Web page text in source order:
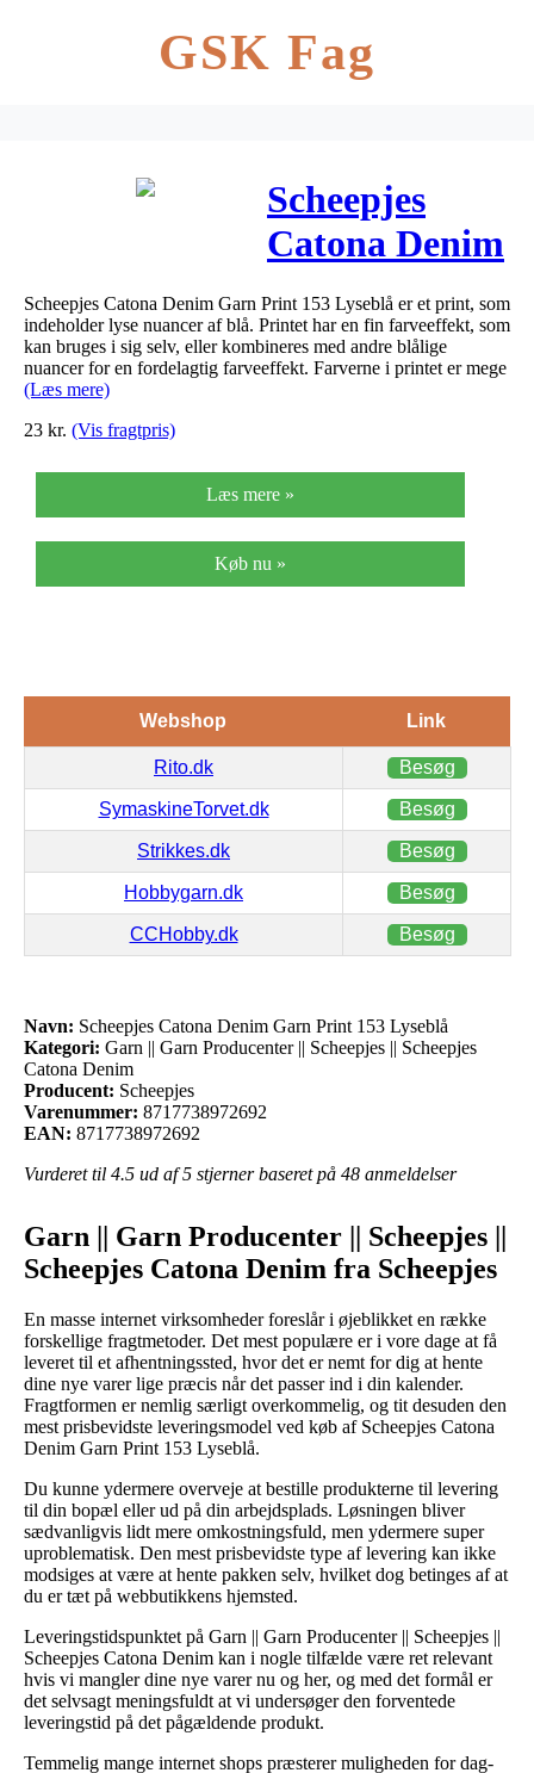
GSK Fag
Scheepjes
Catona Denim
Garn Print
153 Lyseblå
Scheepjes Catona Denim Garn Print 153 Lyseblå er et print, som
indeholder lyse nuancer af blå. Printet har en fin farveeffekt, som
kan bruges i sig selv, eller kombineres med andre blålige
nuancer for en fordelagtig farveeffekt. Farverne i printet er mege
(Læs mere)
23 kr. (Vis fragtpris)
Læs mere »
Køb nu »
Webshop Link
Rito.dk Besøg
SymaskineTorvet.dk Besøg
Strikkes.dk Besøg
Hobbygarn.dk Besøg
CCHobby.dk Besøg
Navn: Scheepjes Catona Denim Garn Print 153 Lyseblå
Kategori: Garn || Garn Producenter || Scheepjes || Scheepjes
Catona Denim
Producent: Scheepjes
Varenummer: 8717738972692
EAN: 8717738972692
Vurderet til 4.5 ud af 5 stjerner baseret på 48 anmeldelser
Garn || Garn Producenter || Scheepjes ||
Scheepjes Catona Denim fra Scheepjes
En masse internet virksomheder foreslår i øjeblikket en række
forskellige fragtmetoder. Det mest populære er i vore dage at få
leveret til et afhentningssted, hvor det er nemt for dig at hente
dine nye varer lige præcis når det passer ind i din kalender.
Fragtformen er nemlig særligt overkommelig, og tit desuden den
mest prisbevidste leveringsmodel ved køb af Scheepjes Catona
Denim Garn Print 153 Lyseblå.
Du kunne ydermere overveje at bestille produkterne til levering
til din bopæl eller ud på din arbejdsplads. Løsningen bliver
sædvanligvis lidt mere omkostningsfuld, men ydermere super
uproblematisk. Den mest prisbevidste type af levering kan ikke
modsiges at være at hente pakken selv, hvilket dog betinges af at
du er tæt på webbutikkens hjemsted.
Leveringstidspunktet på Garn || Garn Producenter || Scheepjes ||
Scheepjes Catona Denim kan i nogle tilfælde være ret relevant
hvis vi mangler dine nye varer nu og her, og med det formål er
det selvsagt meningsfuldt at vi undersøger den forventede
leveringstid på det pågældende produkt.
Temmelig mange internet shops præsterer muligheden for dag-